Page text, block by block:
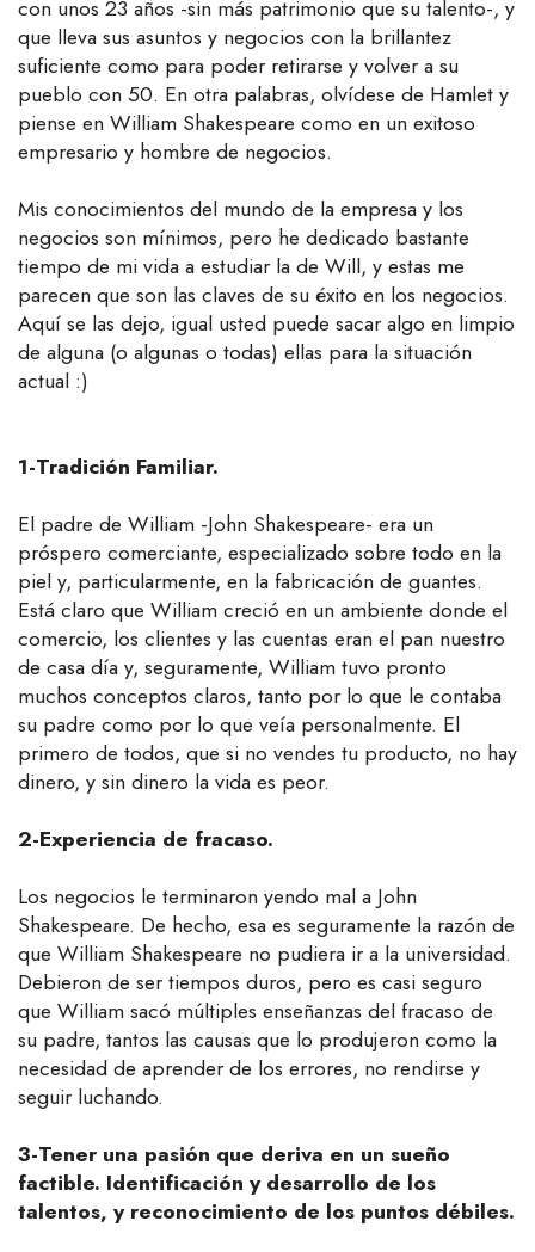
con unos 23 años -sin más patrimonio que su talento-, y
que lleva sus asuntos y negocios con la brillantez
suficiente como para poder retirarse y volver a su
pueblo con 50. En otra palabras, olvídese de Hamlet y
piense en William Shakespeare como en un exitoso
empresario y hombre de negocios.
Mis conocimientos del mundo de la empresa y los
negocios son mínimos, pero he dedicado bastante
tiempo de mi vida a estudiar la de Will, y estas me
parecen que son las claves de su éxito en los negocios.
Aquí se las dejo, igual usted puede sacar algo en limpio
de alguna (o algunas o todas) ellas para la situación
actual :)
1-Tradición Familiar.
El padre de William -John Shakespeare- era un
próspero comerciante, especializado sobre todo en la
piel y, particularmente, en la fabricación de guantes.
Está claro que William creció en un ambiente donde el
comercio, los clientes y las cuentas eran el pan nuestro
de casa día y, seguramente, William tuvo pronto
muchos conceptos claros, tanto por lo que le contaba
su padre como por lo que veía personalmente. El
primero de todos, que si no vendes tu producto, no hay
dinero, y sin dinero la vida es peor.
2-Experiencia de fracaso.
Los negocios le terminaron yendo mal a John
Shakespeare. De hecho, esa es seguramente la razón de
que William Shakespeare no pudiera ir a la universidad.
Debieron de ser tiempos duros, pero es casi seguro
que William sacó múltiples enseñanzas del fracaso de
su padre, tantos las causas que lo produjeron como la
necesidad de aprender de los errores, no rendirse y
seguir luchando.
3-Tener una pasión que deriva en un sueño
factible. Identificación y desarrollo de los
talentos, y reconocimiento de los puntos débiles.